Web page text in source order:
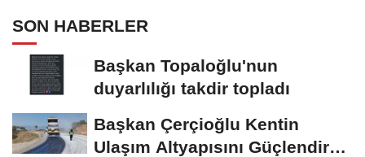
SON HABERLER
Başkan Topaloğlu'nun
duyarlılığı takdir topladı
Başkan Çerçioğlu Kentin
Ulaşım Altyapısını Güçlendiren